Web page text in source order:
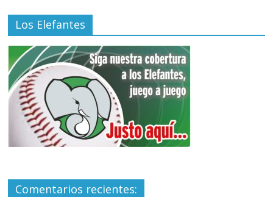
Los Elefantes
Comentarios recientes: